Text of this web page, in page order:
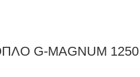
G-MAGNUM 1250